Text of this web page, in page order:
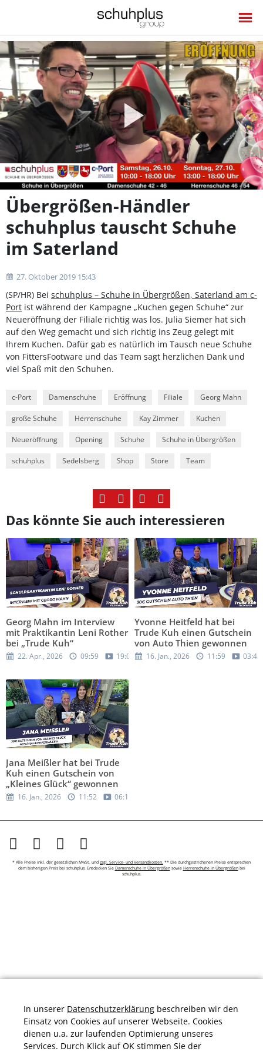
Video
Übergrößen-Händler
schuhplus tauscht Schuhe
im Saterland
27. Oktober 2019 15:43
(SP/HR) Bei schuhplus – Schuhe in Übergrößen, Saterland am c-
Port ist während der Kampagne „Kuchen gegen Schuhe“ zur
Neueröffnung der Filiale richtig was los. Julia Siemer hat sich
auf den Weg gemacht und sich richtig ins Zeug gelegt mit
Ihrem Kuchen. Dafür gab es natürlich im Tausch neue Schuhe
von FittersFootware und das Team sagt herzlichen Dank und
viel Spaß mit den Schuhen.
c-Port Damenschuhe Eröffnung Filiale Georg Mahn
große Schuhe Herrenschuhe Kay Zimmer Kuchen
Neueröffnung Opening Schuhe Schuhe in Übergrößen
schuhplus Sedelsberg Shop Store Team
Das könnte Sie auch interessieren
Georg Mahn im Interview
mit Praktikantin Leni Rother
bei „Trude Kuh“
22. Apr., 2026 09:59 19:05
Yvonne Heitfeld hat bei
Trude Kuh einen Gutschein
von Auto Thien gewonnen
16. Jan., 2026 11:59 03:42
Jana Meißler hat bei Trude
Kuh einen Gutschein von
„Kleines Glück“ gewonnen
16. Jan., 2026 11:52 06:12
* Alle Preise inkl. der gesetzlichen MwSt. und zzgl. Service- und Versandkosten. ** Die durchgestrichenen Preise entsprechen
dem bisherigen Preis bei schuhplus. Entdecken Sie Damenschuhe in Übergrößensowie Herrenschuhe in Übergrößenbei
schuhplus.
In unserer Datenschutzerklärung beschreiben wir den
Einsatz von Cookies auf unserer Webseite. Cookies
dienen u.a. zur laufenden Optimierung unseres
Services. Durch Klick auf OK stimmen Sie der